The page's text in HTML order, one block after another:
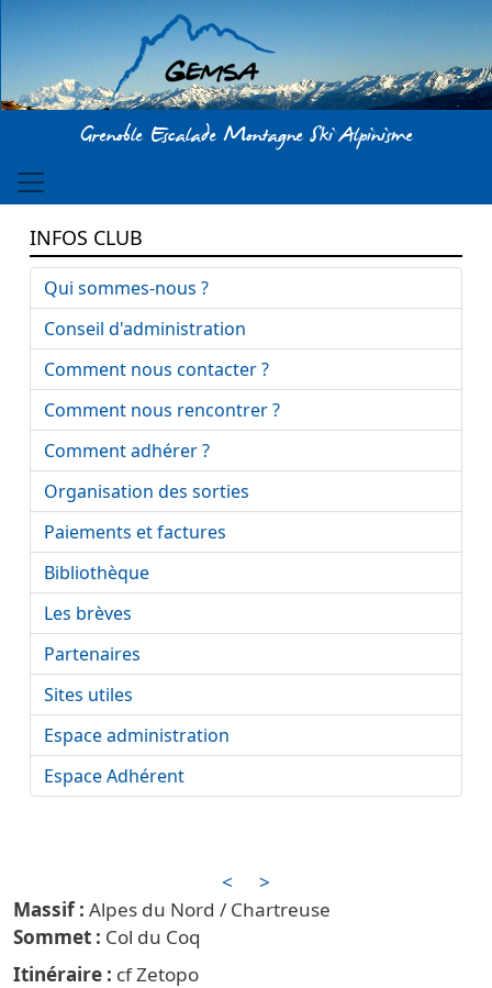
Aller au contenu principal
Grenoble Escalade Montagne Ski Alpinisme
<
>
Alpes du Nord / Chartreuse
Col du Coq
Itinéraire
cf Zetopo
INFOS CLUB
Qui sommes-nous ?
Conseil d'administration
Comment nous contacter ?
Comment nous rencontrer ?
Comment adhérer ?
Organisation des sorties
Paiements et factures
Bibliothèque
Les brèves
Partenaires
Sites utiles
Espace administration
Espace Adhérent